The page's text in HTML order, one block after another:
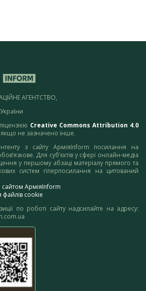
АГЕНТСТВО,
Creative Commons Attribution 4.0
якщо не зазначено інше.
з сайту АрміяInform посилання на
Для суб’єктів у сфері онлайн-медіа
у першому абзаці матеріалу прямого та
систем гіперпосилання на цитований
сайтом АрміяInform
файлів cookie
по роботі сайту надсилайте на адресу: